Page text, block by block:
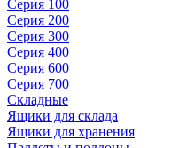
Серия 100
Серия 200
Серия 300
Серия 400
Серия 600
Серия 700
Складные
Ящики для склада
Ящики для хранения